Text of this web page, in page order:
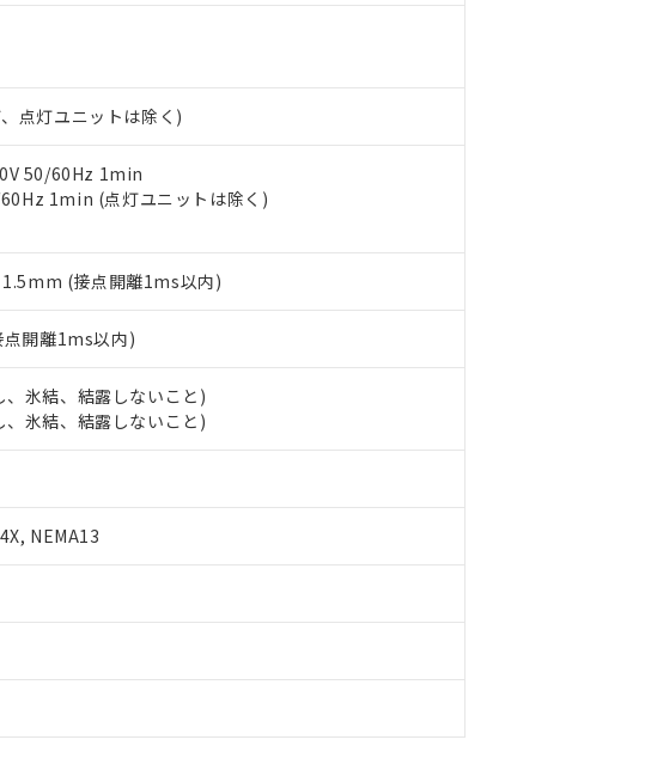
点灯ユニットは除く)
50/60Hz 1min
1min (点灯ユニットは除く)
(接点開離1ms以内)
点開離1ms以内)
氷結、結露しないこと)
氷結、結露しないこと)
NEMA13
者とは、"個人情報の共同利用に関して"
の「1.共同利用者の範囲」に記載されて
。
の非含有証明書
当社基準）
で非含有を証明するもので、過去に遡って非含有を証明するものではありません。
ル酸エステル類４物質の対応では、対応完了までの期間は出荷製品に未対応品が
に対応日を記載しておりました。